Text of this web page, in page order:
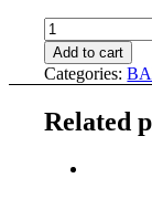
BAMTECH
quantity
Add to cart
Categories:
Related